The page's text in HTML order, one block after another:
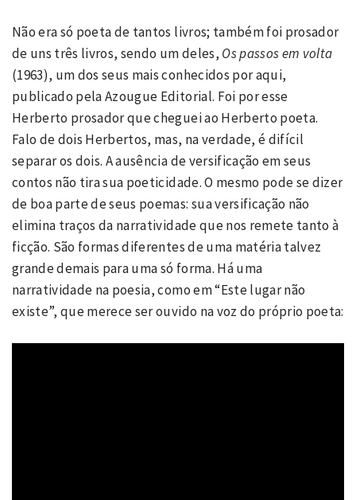
Não era só poeta de tantos livros; também foi prosador
de uns três livros, sendo um deles, Os passos em volta
(1963), um dos seus mais conhecidos por aqui,
publicado pela Azougue Editorial. Foi por esse
Herberto prosador que cheguei ao Herberto poeta.
Falo de dois Herbertos, mas, na verdade, é difícil
separar os dois. A ausência de versificação em seus
contos não tira sua poeticidade. O mesmo pode se dizer
de boa parte de seus poemas: sua versificação não
elimina traços da narratividade que nos remete tanto à
ficção. São formas diferentes de uma matéria talvez
grande demais para uma só forma. Há uma
narratividade na poesia, como em “Este lugar não
existe”, que merece ser ouvido na voz do próprio poeta: